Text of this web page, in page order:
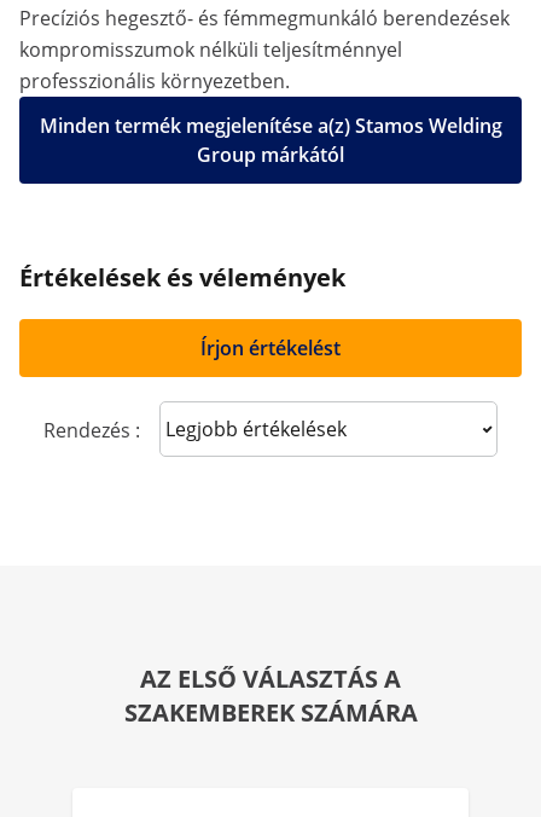
Precíziós hegesztő- és fémmegmunkáló berendezések
kompromisszumok nélküli teljesítménnyel
professzionális környezetben.
Minden termék megjelenítése a(z) Stamos Welding
Group márkától
Értékelések és vélemények
Írjon értékelést
Rendezés : Sort reviews
AZ ELSŐ VÁLASZTÁS A
SZAKEMBEREK SZÁMÁRA